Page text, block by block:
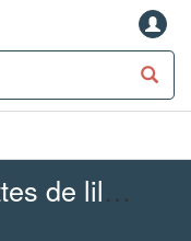
les p'tites recettes de liline